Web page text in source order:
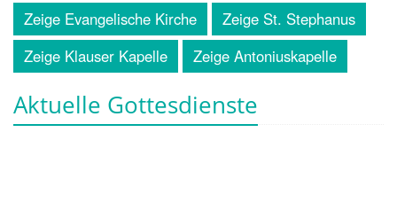
Zeige Evangelische Kirche
Zeige St. Stephanus
Zeige Klauser Kapelle
Zeige Antoniuskapelle
Aktuelle Gottesdienste